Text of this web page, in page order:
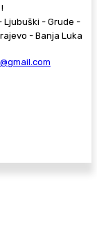
Ljubuški - Grude -
- Banja Luka